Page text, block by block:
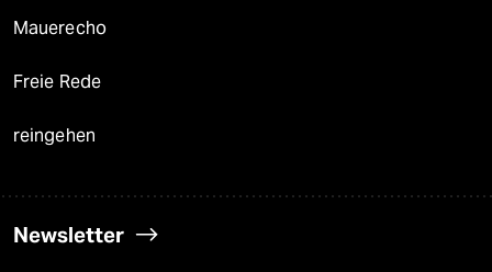
Mauerecho
Freie Rede
reingehen
Newsletter